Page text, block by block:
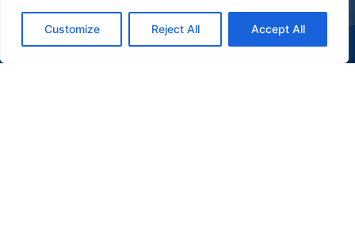
Customize Reject All Accept All
(47) 9 9977-7630